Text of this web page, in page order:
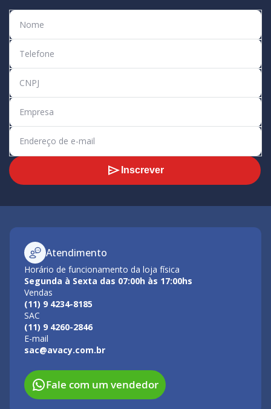
Inscrever
Atendimento
Horário de funcionamento da loja física
Segunda à Sexta das 07:00h às 17:00hs
Vendas
(11) 9 4234-8185
SAC
(11) 9 4260-2846
E-mail
sac@avacy.com.br
Fale com um vendedor